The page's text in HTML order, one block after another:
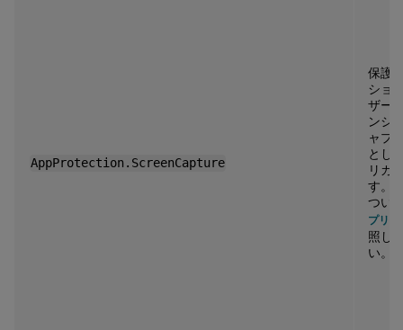
AppProtection.ScreenCapture
保護
ショ
ザー
ンシ
ャプ
とし
リガ
す。
つい
プリ保
照し
い。